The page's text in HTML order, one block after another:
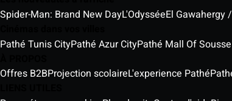
Spider-Man: Brand New DayL'Odyssée
Pathé Tunis CityPathé Azur CityPathé Mall Of Sousse
Offres B2BProjection scolaireL'experience Pathé